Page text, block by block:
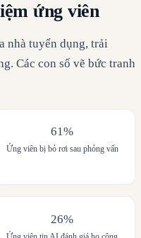
ứng viên
nhà tuyển dụng, trải
Các con số vẽ bức tranh
61%
Ứng viên bị bỏ rơi sau phỏng vấn
26%